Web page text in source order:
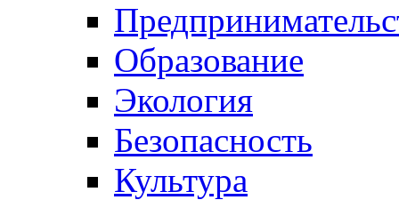
Образование
Экология
Безопасность
Культура